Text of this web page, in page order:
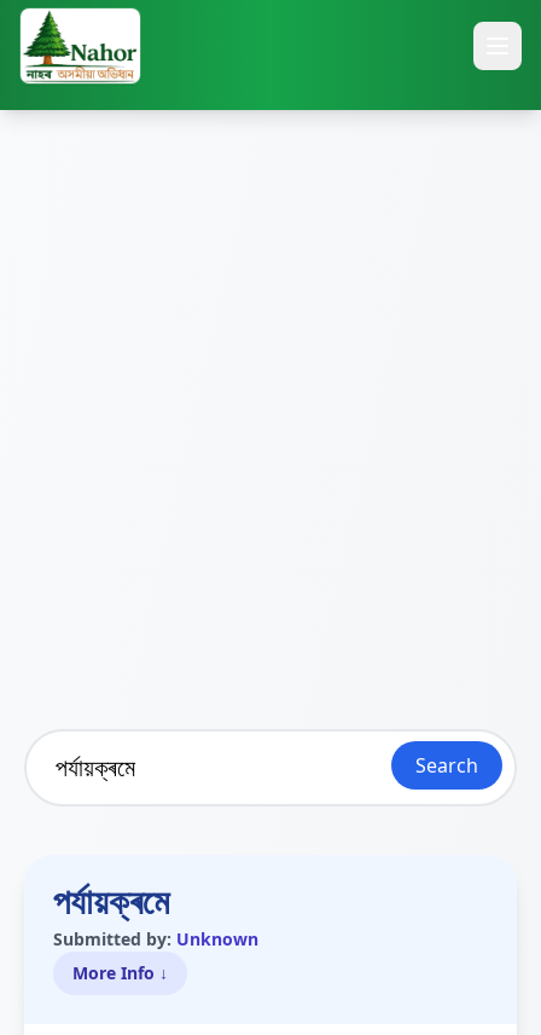
Search
পৰ্যায়ক্ৰমে
Submitted by: Unknown
More Info ↓